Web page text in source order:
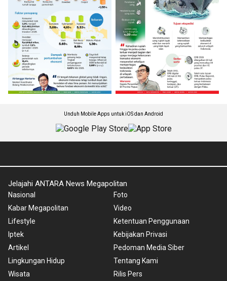
Unduh Mobile Apps untuk iOS dan Android
Jelajahi ANTARA News Megapolitan
Nasional
Kabar Megapolitan
Lifestyle
Iptek
Artikel
Lingkungan Hidup
Wisata
Foto
Video
Ketentuan Penggunaan
Kebijakan Privasi
Pedoman Media Siber
Tentang Kami
Rilis Pers